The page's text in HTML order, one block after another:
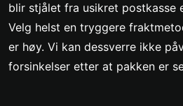
blir stjålet fra usikret postkasse
Velg helst en tryggere
er høy. Vi kan dessverre ikke
forsinkelser etter at pakken er